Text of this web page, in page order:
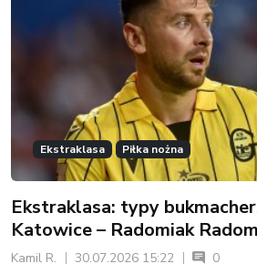
Ekstraklasa Piłka nożna
Ekstraklasa: typy
Katowice – Radomiak
Kamil R. 30.07.2026 15:22 0